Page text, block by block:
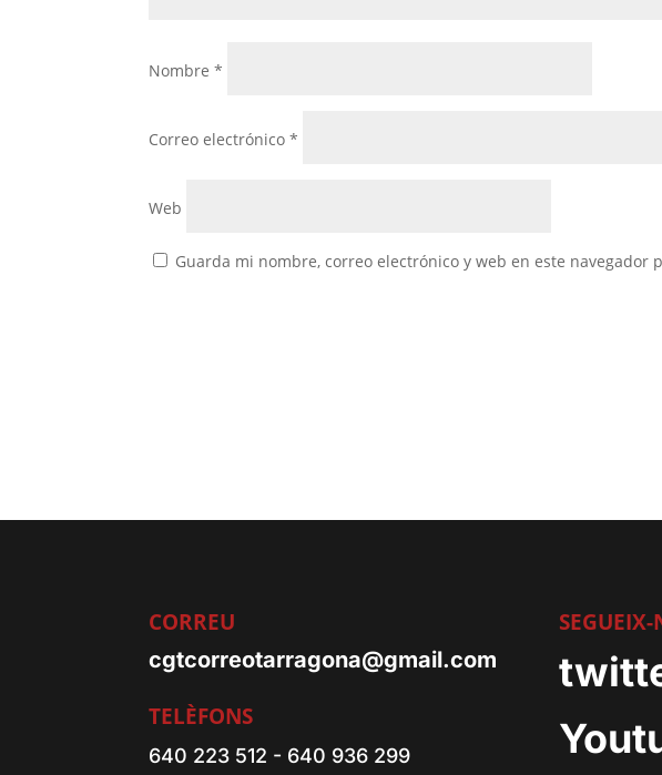
Nombre*
Correo electrónico*
Web
Guarda mi nombre, correo electrónico y web en este navegador
CORREU
cgtcorreotarragona@gmail.com
TELÈFONS
640 223 512 - 640 936 299
SEGUEIX-